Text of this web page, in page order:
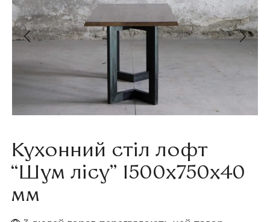
Кухонний стіл лофт
“Шум лісу” 1500x750x40
мм